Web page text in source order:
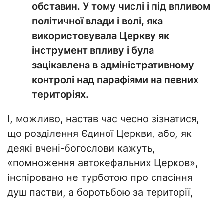
обставин. У тому числі і під впливом
політичної влади і волі, яка
використовувала Церкву як
інструмент впливу і була
зацікавлена в адміністративному
контролі над парафіями на певних
територіях.
І, можливо, настав час чесно зізнатися,
що розділення Єдиної Церкви, або, як
деякі вчені-богослови кажуть,
«помноження автокефальних Церков»,
інспіровано не турботою про спасіння
душ пастви, а боротьбою за території,